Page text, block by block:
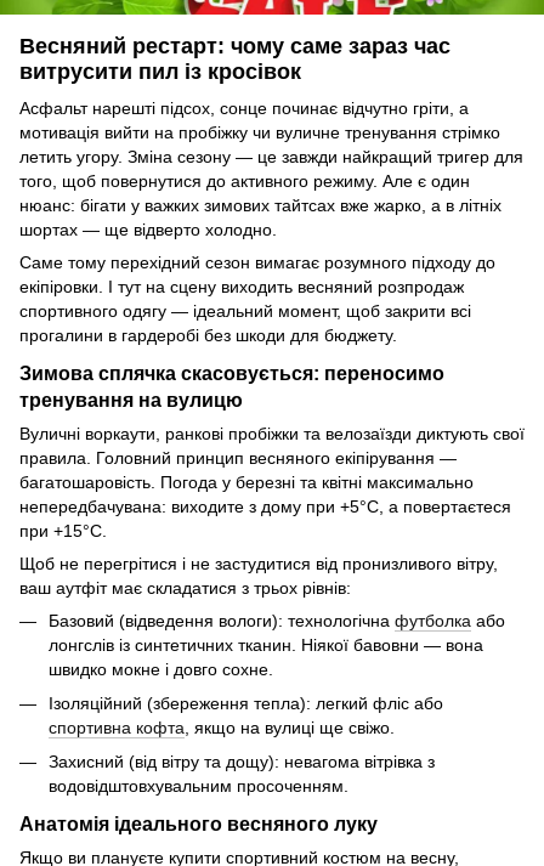
Весняний рестарт: чому саме зараз час
витрусити пил із кросівок
Асфальт нарешті підсох, сонце починає відчутно гріти, а
мотивація вийти на пробіжку чи вуличне тренування стрімко
летить угору. Зміна сезону — це завжди найкращий тригер для
того, щоб повернутися до активного режиму. Але є один
нюанс: бігати у важких зимових тайтсах вже жарко, а в літніх
шортах — ще відверто холодно.
Саме тому перехідний сезон вимагає розумного підходу до
екіпіровки. І тут на сцену виходить весняний розпродаж
спортивного одягу — ідеальний момент, щоб закрити всі
прогалини в гардеробі без шкоди для бюджету.
Зимова сплячка скасовується: переносимо
тренування на вулицю
Вуличні воркаути, ранкові пробіжки та велозаїзди диктують свої
правила. Головний принцип весняного екіпірування —
багатошаровість. Погода у березні та квітні максимально
непередбачувана: виходите з дому при +5°C, а повертаєтеся
при +15°C.
Щоб не перегрітися і не застудитися від пронизливого вітру,
ваш аутфіт має складатися з трьох рівнів:
Базовий (відведення вологи): технологічна футболка або
лонгслів із синтетичних тканин. Ніякої бавовни — вона
швидко мокне і довго сохне.
Ізоляційний (збереження тепла): легкий фліс або
спортивна кофта , якщо на вулиці ще свіжо.
Захисний (від вітру та дощу): невагома вітрівка з
водовідштовхувальним просоченням.
Анатомія ідеального весняного луку
Якщо ви плануєте купити спортивний костюм на весну,